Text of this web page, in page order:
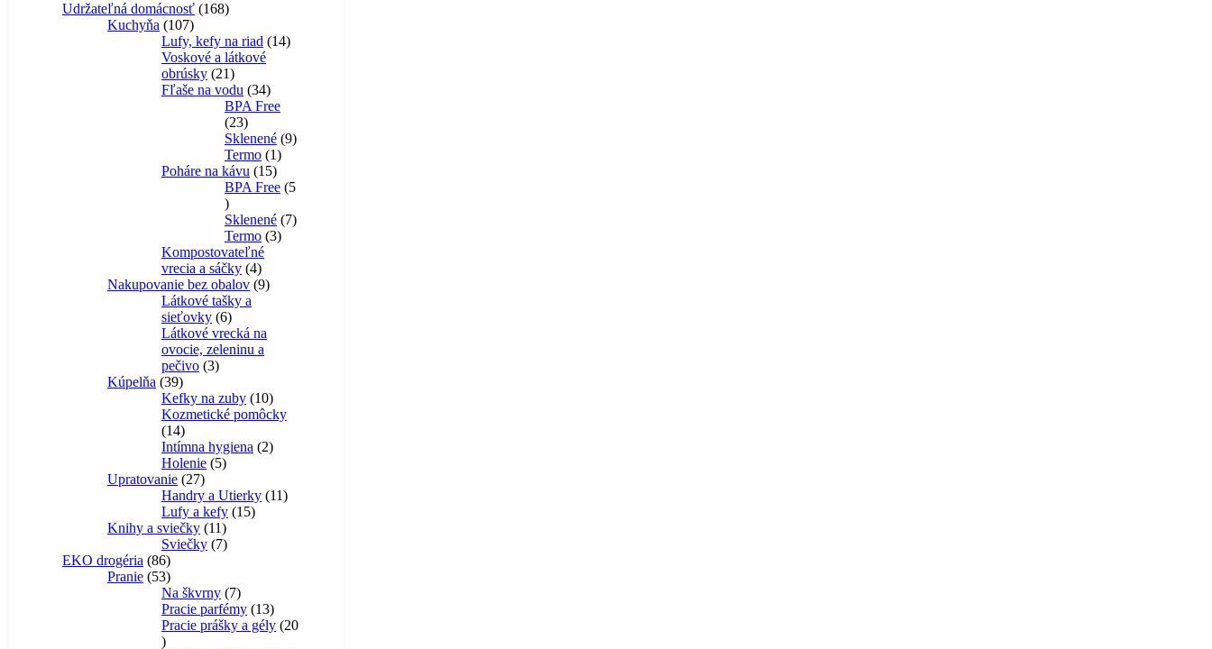
Udržateľná domácnosť 168
Kuchyňa
107
Lufy, kefy na riad
14
Voskové a látkové
obrúsky 21
Fľaše na vodu 34
BPA Free
23
Sklenené 9
Termo 1
Poháre na kávu
15
BPA Free 5
Sklenené 7
Termo 3
Kompostovateľné
vrecia a sáčky 4
Nakupovanie bez obalov 9
Látkové tašky a
sieťovky 6
Látkové vrecká na
ovocie, zeleninu a
pečivo 3
Kúpelňa 39
Kefky na zuby 10
Kozmetické pomôcky
14
Intímna hygiena
2
Holenie 5
Upratovanie 27
Handry a Utierky 11
Lufy a kefy 15
Knihy a sviečky 11
Sviečky 7
EKO drogéria 86
Pranie 53
Na škvrny 7
Pracie parfémy 13
Pracie prášky a gély 20